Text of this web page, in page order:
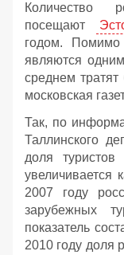
Количество
посещают
годом. Помимо
являются
среднем
московская
Так, по
Таллинского
доля
2007 году
зарубежных
показатель
2010 году доля